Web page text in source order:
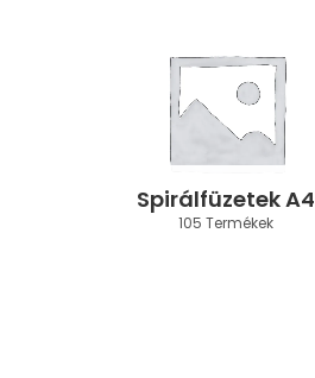
Spirálfüzetek A4
105 Termékek